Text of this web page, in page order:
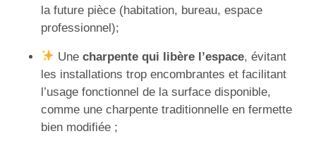
la future pièce (habitation, bureau, espace
professionnel);
Unecharpente qui libère l’espace, évitant
les installations trop encombrantes et facilitant
l’usage fonctionnel de la surface disponible,
comme une charpente traditionnelle en fermette
bien modifiée ;